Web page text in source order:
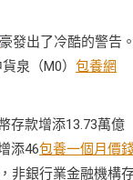
豪發出了冷酷的警告。
泉（M0） 包養網
存款增添13.73萬億
添46包養一個月價
非銀行業金融機構